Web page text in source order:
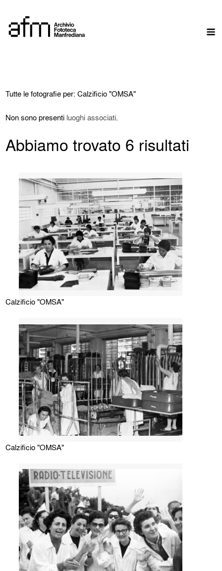
content
Tutte le fotografie per: Calzificio "OMSA"
Non sono presenti luoghi associati.
Abbiamo trovato 6 risultati
Calzificio "OMSA"
Calzificio "OMSA"